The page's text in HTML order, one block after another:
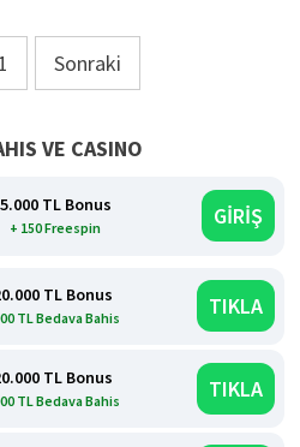
Sonraki
VE CASINO
5.000 TL Bonus
+ 150 Freespin GİRİŞ
TL Bonus
TL Bedava Bahis TIKLA
TL Bonus
TL Bedava Bahis TIKLA